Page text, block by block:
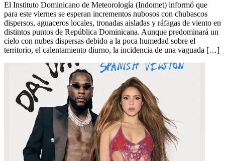
El Instituto Dominicano de Meteorología (Indomet) informó que
para este viernes se esperan incrementos nubosos con chubascos
dispersos, aguaceros locales, tronadas aisladas y ráfagas de viento en
distintos puntos de República Dominicana. Aunque predominará un
cielo con nubes dispersas debido a la poca humedad sobre el
territorio, el calentamiento diurno, la incidencia de una vaguada […]